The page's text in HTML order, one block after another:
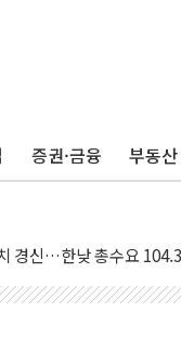
증권·금융 부동산
밋 클라비온 59㎡ 18억
복되는 국토부-서울시 '
횡보…고래·ETF 매수
합 마감...석유·가스주
시 공격… 위기 고조되는
식으로 여름나기 [뉴스